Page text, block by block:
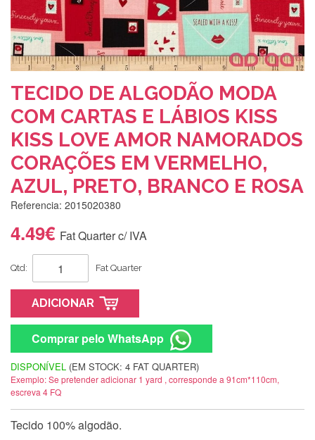
TECIDO DE ALGODÃO MODA
COM CARTAS E LÁBIOS KISS
KISS LOVE AMOR NAMORADOS
CORAÇÕES EM VERMELHO,
AZUL, PRETO, BRANCO E ROSA
Referencia: 2015020380
4.49€ Fat Quarter c/ IVA
Qtd: Fat Quarter
ADICIONAR
Comprar pelo WhatsApp
DISPONÍVEL (EM STOCK: 4 FAT QUARTER)
Exemplo: Se pretender adicionar 1 yard , corresponde a 91cm*110cm,
escreva 4 FQ
Tecido 100% algodão.